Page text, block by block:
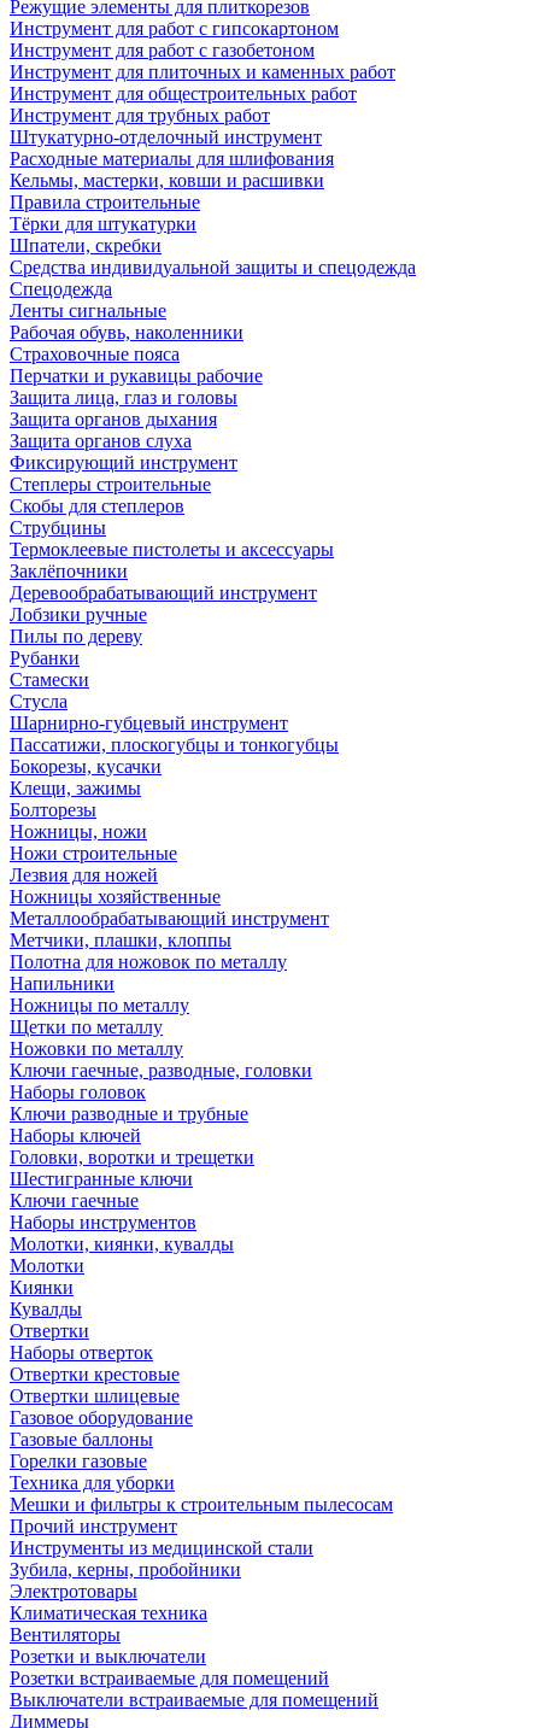
Режущие элементы для плиткорезов
Инструмент для работ с гипсокартоном
Инструмент для работ с газобетоном
Инструмент для плиточных и каменных работ
Инструмент для общестроительных работ
Инструмент для трубных работ
Штукатурно-отделочный инструмент
Расходные материалы для шлифования
Кельмы, мастерки, ковши и расшивки
Правила строительные
Тёрки для штукатурки
Шпатели, скребки
Средства индивидуальной защиты и спецодежда
Спецодежда
Ленты сигнальные
Рабочая обувь, наколенники
Страховочные пояса
Перчатки и рукавицы рабочие
Защита лица, глаз и головы
Защита органов дыхания
Защита органов слуха
Фиксирующий инструмент
Степлеры строительные
Скобы для степлеров
Струбцины
Термоклеевые пистолеты и аксессуары
Заклёпочники
Деревообрабатывающий инструмент
Лобзики ручные
Пилы по дереву
Рубанки
Стамески
Стусла
Шарнирно-губцевый инструмент
Пассатижи, плоскогубцы и тонкогубцы
Бокорезы, кусачки
Клещи, зажимы
Болторезы
Ножницы, ножи
Ножи строительные
Лезвия для ножей
Ножницы хозяйственные
Металлообрабатывающий инструмент
Метчики, плашки, клоппы
Полотна для ножовок по металлу
Напильники
Ножницы по металлу
Щетки по металлу
Ножовки по металлу
Ключи гаечные, разводные, головки
Наборы головок
Ключи разводные и трубные
Наборы ключей
Головки, воротки и трещетки
Шестигранные ключи
Ключи гаечные
Наборы инструментов
Молотки, киянки, кувалды
Молотки
Киянки
Кувалды
Отвертки
Наборы отверток
Отвертки крестовые
Отвертки шлицевые
Газовое оборудование
Газовые баллоны
Горелки газовые
Техника для уборки
Мешки и фильтры к строительным пылесосам
Прочий инструмент
Инструменты из медицинской стали
Зубила, керны, пробойники
Электротовары
Климатическая техника
Вентиляторы
Розетки и выключатели
Розетки встраиваемые для помещений
Выключатели встраиваемые для помещений
Диммеры